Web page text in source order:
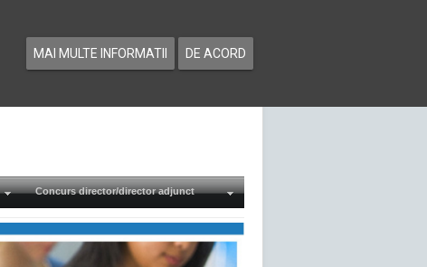
MAI MULTE INFORMATII DE ACORD
Concurs director/director adjunct